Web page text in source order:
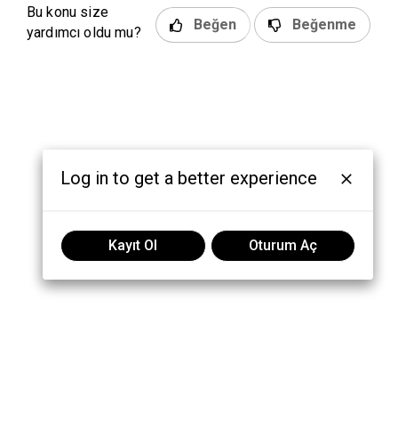
Bu konu size
yardımcı oldu mu?
Beğen Beğenme
Log in to get a better experience
Kayıt Ol Oturum Aç